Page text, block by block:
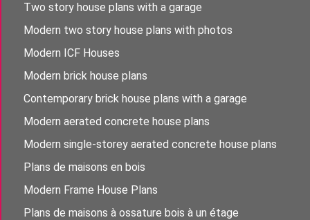
Two story house plans with a garage
Modern two story house plans with photos
Modern ICF Houses
Modern brick house plans
Contemporary brick house plans with a garage
Modern aerated concrete house plans
Modern single-storey aerated concrete house plans
Plans de maisons en bois
Modern Frame House Plans
Plans de maisons à ossature bois à un étage